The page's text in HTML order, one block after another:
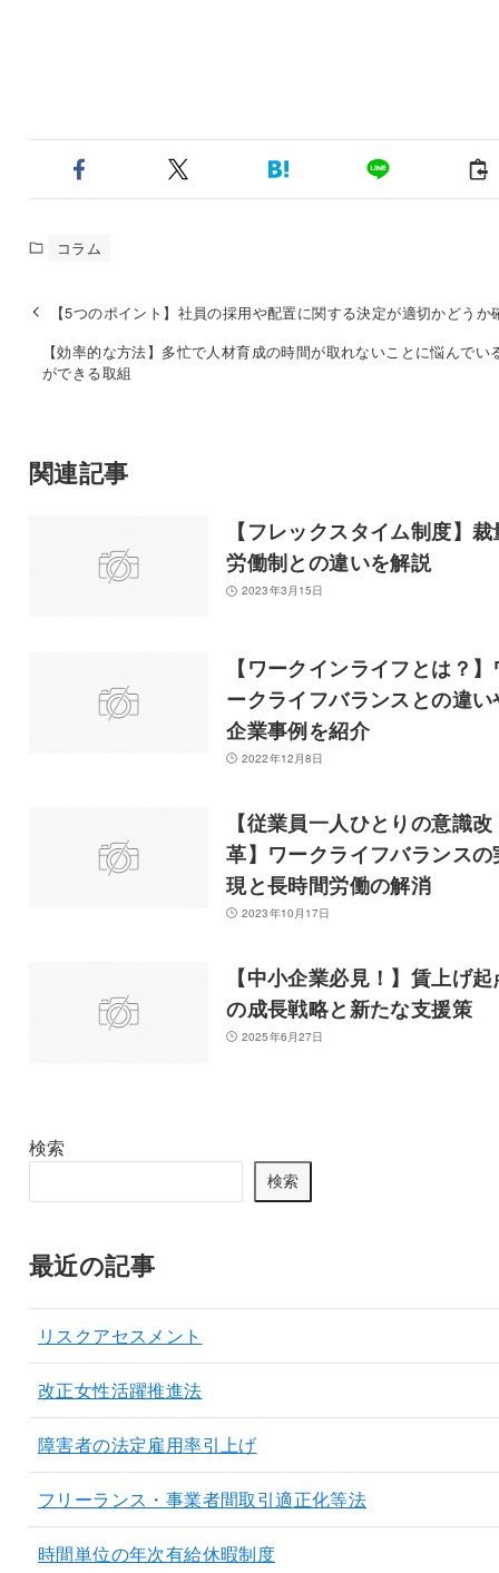
コラム
【5つのポイント】社員の採用や配置に関する決定が適切かどうか
【効率的な方法】多忙で人材育成の時間が取れないことに悩んでい
ができる取組
関連記事
【フレックスタイム制度】裁
労働制との違いを解説
2023年3月15日
【ワークインライフとは？】
ークライフバランスとの違い
企業事例を紹介
2022年12月8日
【従業員一人ひとりの意識改
革】ワークライフバランスの
現と長時間労働の解消
2023年10月17日
【中小企業必見！】賃上げ起
の成長戦略と新たな支援策
2025年6月27日
検索
検索
最近の記事
リスクアセスメント
改正女性活躍推進法
障害者の法定雇用率引上げ
フリーランス・事業者間取引適正化等法
時間単位の年次有給休暇制度